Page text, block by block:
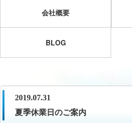
会社概要
BLOG
2019.07.31
夏季休業日のご案内